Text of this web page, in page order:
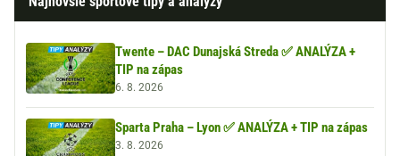
Twente – DAC Dunajská Streda ✅ ANALÝZA +
TIP na zápas
6. 8. 2026
Sparta Praha – Lyon ✅ ANALÝZA + TIP na zápas
3. 8. 2026